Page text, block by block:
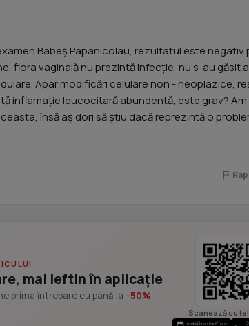
Babeș Papanicolau, rezultatul este negativ
flora vaginală nu prezintă infecție, nu s-au găsit
Apar modificări celulare non - neoplazice,
inflamație leucocitară abundentă, este grav?
însă aș dori să știu dacă reprezintă o
mai ieftin în aplicație
prima întrebare cu până la −50%
Scanează cu